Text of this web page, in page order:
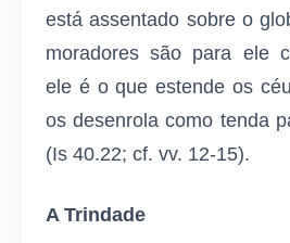
está assentado sobre o
moradores são para ele
ele é o que estende os
os desenrola como tenda
(Is 40.22; cf. vv. 12-15).
A Trindade